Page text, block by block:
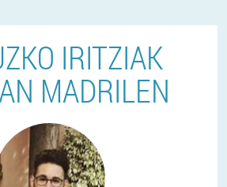
IRITZIAK
MADRILEN